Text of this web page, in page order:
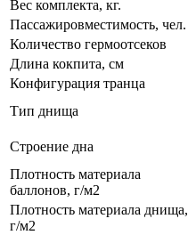
Вес комплекта, кг.
Пассажировместимость, чел.
Количество гермоотсеков
Длина кокпита, см
Конфигурация транца
Тип днища
Строение дна
Плотность материала
баллонов, г/м2
Плотность материала днища,
г/м2